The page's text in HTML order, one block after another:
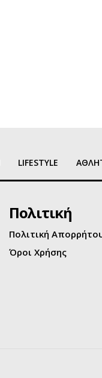
LIFESTYLE
Πολιτική
Πολιτική
Όροι Χρήσης